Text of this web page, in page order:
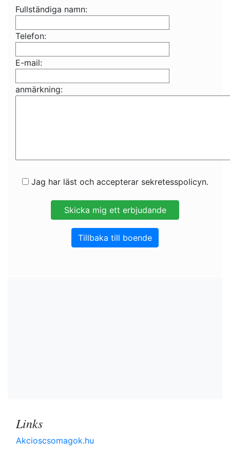
Fullständiga namn:
Telefon:
E-mail:
anmärkning:
Jag har läst och accepterar sekretesspolicyn.
Tillbaka till boende
Links
Akcioscsomagok.hu